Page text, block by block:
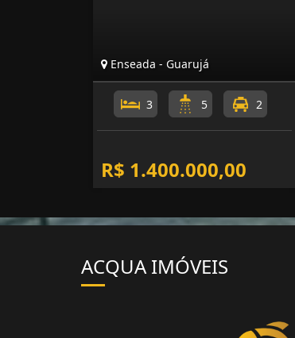
Enseada - Guarujá
3 5 2
R$ 1.400.000,00
ACQUA IMÓVEIS